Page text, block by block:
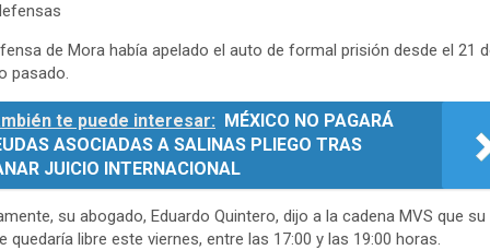
de Mora había apelado el auto de formal prisión desde el 21
pasado.
te puede interesar: MÉXICO NO PAGARÁ
ASOCIADAS A SALINAS PLIEGO TRAS
JUICIO INTERNACIONAL
su abogado, Eduardo Quintero, dijo a la cadena MVS que su
quedaría libre este viernes, entre las 17:00 y las 19:00 horas.